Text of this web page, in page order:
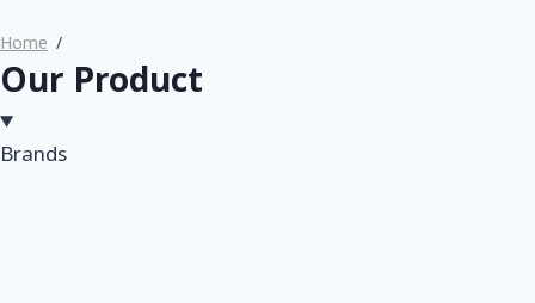
Home
Our Product
Brands